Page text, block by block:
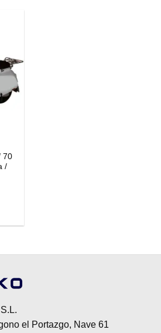
70
/
el Portazgo, Nave 61